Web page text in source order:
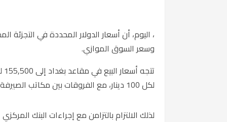
، اليوم، أن أسعار الدولار المحددة في التجزئة
وسعر السوق الموازي.
لكل 100 دينار، مع الفروقات بين مكاتب الصيرفة في بعض المناطق.
لذلك الالتزام بالتزامن مع إجراءات البنك